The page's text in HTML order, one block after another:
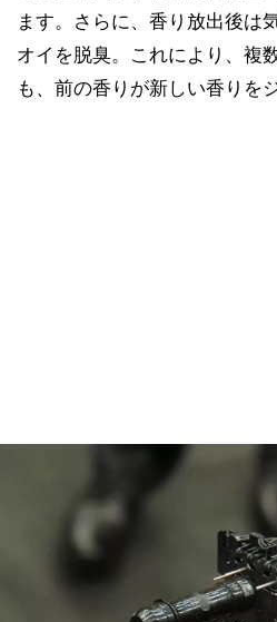
ます。さらに、香り放出後は
オイを脱臭。これにより、複
も、前の香りが新しい香りを